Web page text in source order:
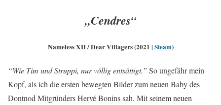
„Cendres“
Nameless XII / Dear Villagers (2021 | Steam)
“Wie Tim und Struppi, nur völlig entsättigt.” So ungefähr mein
Kopf, als ich die ersten bewegten Bilder zum neuen Baby des
Dontnod Mitgründers Hervé Bonins sah. Mit seinem neuen